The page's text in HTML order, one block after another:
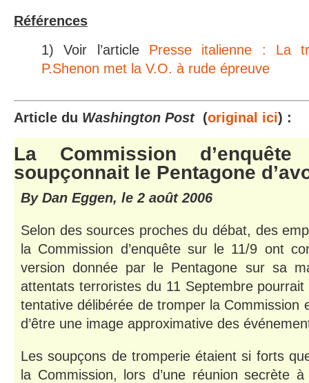
Références
1) Voir l’article Presse italienne : La
P.Shenon met la V.O. à rude épreuve
Article du Washington Post(original ici) :
La Commission
soupçonnait le Pentagone
By Dan Eggen, le 2 août 2006
Selon des sources proches du débat, des
la Commission d’enquête sur le 11/9 ont
version donnée par le Pentagone sur sa
attentats terroristes du 11 Septembre pourrait
tentative délibérée de tromper la Commission
d’être une image approximative des
Les soupçons de tromperie étaient si forts
la Commission, lors d’une réunion secrète